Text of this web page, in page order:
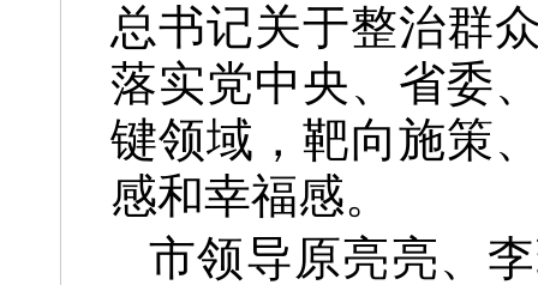
总书记关于整治群
落实党中央、省委
键领域，靶向施策
感和幸福感。
市领导原亮亮、